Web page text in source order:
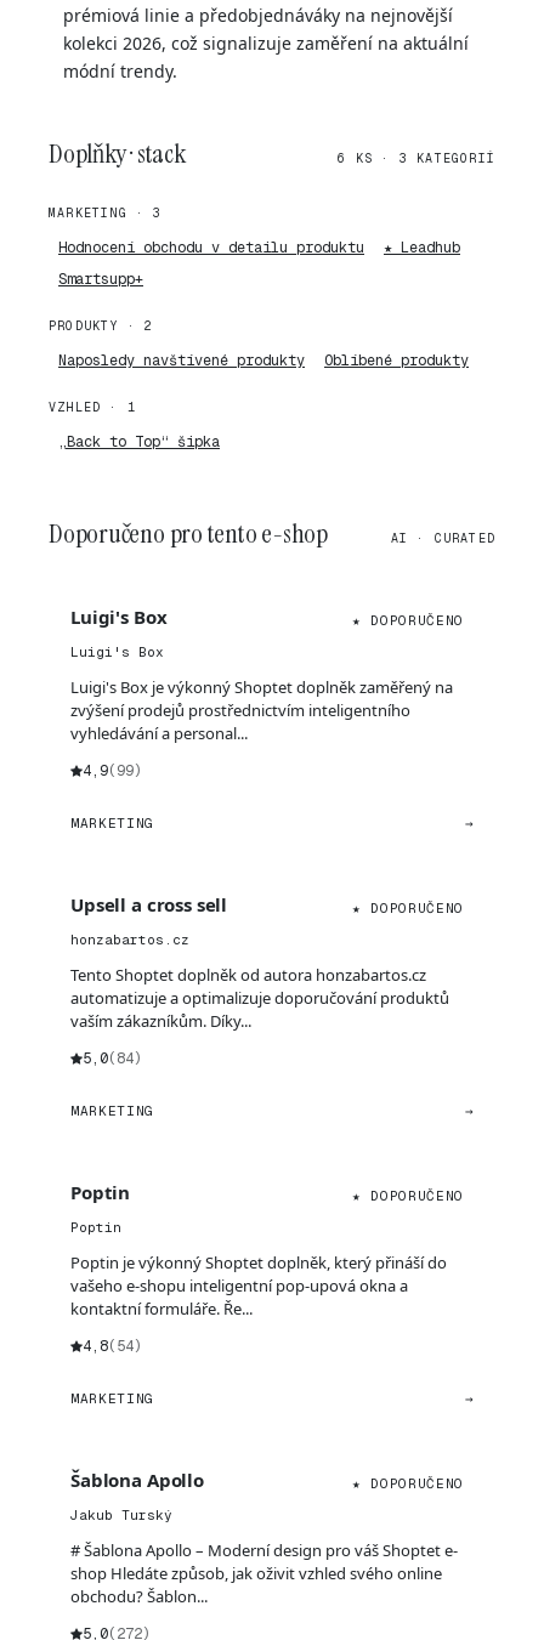
prémiová linie a předobjednáváky na nejnovější
kolekci 2026, což signalizuje zaměření na aktuální
módní trendy.
Doplňky · stack 6 KS · 3 KATEGORIÍ
MARKETING · 3
Hodnocení obchodu v detailu produktu
★ Leadhub
Smartsupp+
PRODUKTY · 2
Naposledy navštívené produkty Oblíbené produkty
VZHLED · 1
„Back to Top“ šipka
Doporučeno pro tento e-shop AI · CURATED
Luigi's Box
★ DOPORUČENO
Luigi's Box
Luigi's Box je výkonný Shoptet doplněk zaměřený na
zvýšení prodejů prostřednictvím inteligentního
vyhledávání a personal...
4,9(99)
MARKETING →
Upsell a cross sell
★ DOPORUČENO
honzabartos.cz
Tento Shoptet doplněk od autora honzabartos.cz
automatizuje a optimalizuje doporučování produktů
vaším zákazníkům. Díky...
5,0(84)
MARKETING →
Poptin
★ DOPORUČENO
Poptin
Poptin je výkonný Shoptet doplněk, který přináší do
vašeho e-shopu inteligentní pop-upová okna a
kontaktní formuláře. Ře...
4,8(54)
MARKETING →
Šablona Apollo
★ DOPORUČENO
Jakub Turský
# Šablona Apollo – Moderní design pro váš Shoptet e-
shop Hledáte způsob, jak oživit vzhled svého online
obchodu? Šablon...
5,0(272)